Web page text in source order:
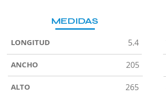
MEDIDAS
LONGITUD 5.4
ANCHO 205
ALTO 265